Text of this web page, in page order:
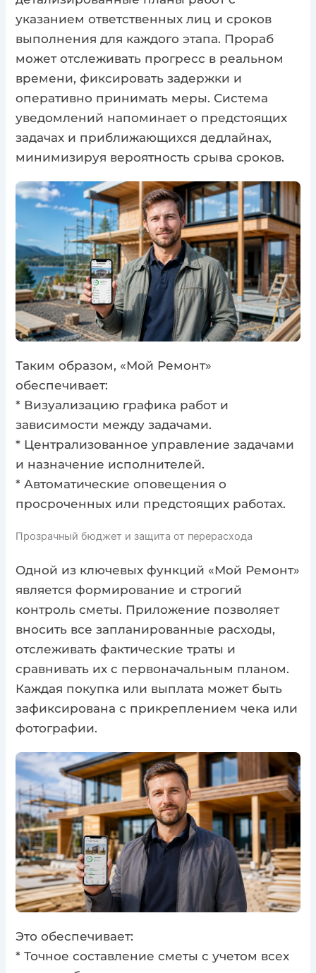
указанием ответственных лиц и сроков
выполнения для каждого этапа. Прораб
может отслеживать прогресс в реальном
времени, фиксировать задержки и
оперативно принимать меры. Система
уведомлений напоминает о предстоящих
задачах и приближающихся дедлайнах,
минимизируя вероятность срыва сроков.
Таким образом, «Мой Ремонт»
обеспечивает:
* Визуализацию графика работ и
зависимости между задачами.
* Централизованное управление задачами
и назначение исполнителей.
* Автоматические оповещения о
просроченных или предстоящих работах.
Прозрачный бюджет и защита от перерасхода
Одной из ключевых функций «Мой Ремонт»
является формирование и строгий
контроль сметы. Приложение позволяет
вносить все запланированные расходы,
отслеживать фактические траты и
сравнивать их с первоначальным планом.
Каждая покупка или выплата может быть
зафиксирована с прикреплением чека или
фотографии.
Это обеспечивает:
* Точное составление сметы с учетом всех